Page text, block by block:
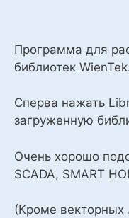
Программа для
библиотек
Сперва нажать
загруженную
Очень хорошо
SCADA, SMART
(Кроме векторных